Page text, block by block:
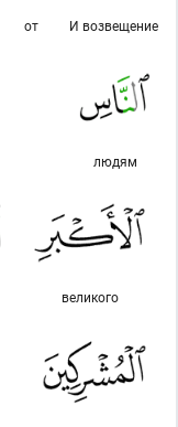
И возвещение
от
людям
великого